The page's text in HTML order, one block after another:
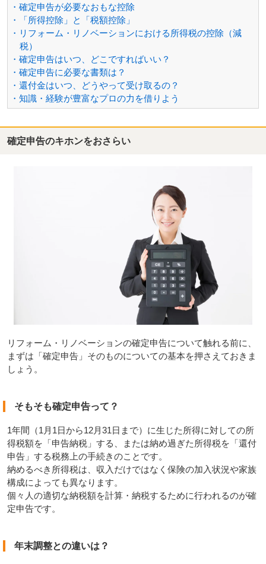
・確定申告が必要なおもな控除
・「所得控除」と「税額控除」
・リフォーム・リノベーションにおける所得税の控除（減
税）
・確定申告はいつ、どこですればいい？
・確定申告に必要な書類は？
・還付金はいつ、どうやって受け取るの？
・知識・経験が豊富なプロの力を借りよう
確定申告のキホンをおさらい
リフォーム・リノベーションの確定申告について触れる前に、
まずは「確定申告」そのものについての基本を押さえておきま
しょう。
そもそも確定申告って？
1年間（1月1日から12月31日まで）に生じた所得に対しての所
得税額を「申告納税」する、または納め過ぎた所得税を「還付
申告」する税務上の手続きのことです。
納めるべき所得税は、収入だけではなく保険の加入状況や家族
構成によっても異なります。
個々人の適切な納税額を計算・納税するために行われるのが確
定申告です。
年末調整との違いは？